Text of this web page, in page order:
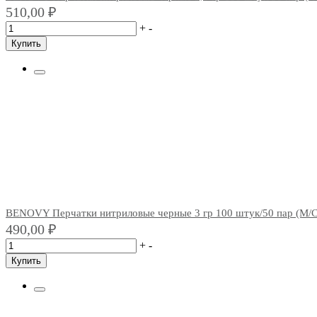
510,00 ₽
+ -
Купить
BENOVY Перчатки нитриловые черные 3 гр 100 штук/50 пар (M/
490,00 ₽
+ -
Купить